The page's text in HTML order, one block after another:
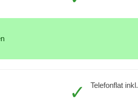
Telefonflat inkl.